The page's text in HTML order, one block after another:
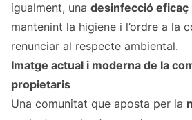
igualment, una desinfecció
mantenint la higiene i l’ordre a la
renunciar al respecte ambiental.
Imatge actual i moderna de la
propietaris
Una comunitat que aposta per la